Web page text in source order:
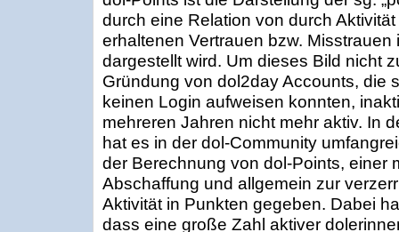
durch eine Relation von durch
erhaltenen Vertrauen bzw.
dargestellt wird. Um dieses Bild nicht
Gründung von dol2day Accounts, die
keinen Login aufweisen konnten,
mehreren Jahren nicht mehr aktiv. In
hat es in der dol-Community
der Berechnung von dol-Points, einer
Abschaffung und allgemein zur
Aktivität in Punkten gegeben. Dabei
dass eine große Zahl aktiver